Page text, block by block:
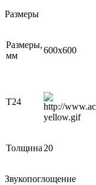
Размеры
Размеры,
мм
600х600
Т24
Толщина 20
Звукопоглощение